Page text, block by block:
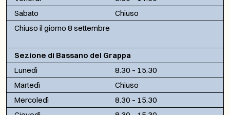
Sabato
Chiuso
Chiuso il giorno 8 settembre
Sezione di Bassano del Grappa
Lunedì
8.30 – 15.30
Martedì
Chiuso
Mercoledì
8.30 – 15.30